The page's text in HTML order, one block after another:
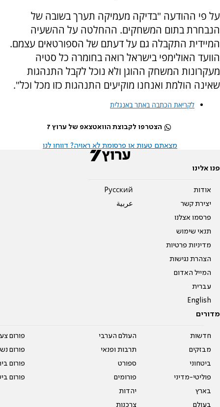
על פי ההודעה "בדיקה מעמיקה תערך בשובה של
הנבחרת בתום המשחקים. ההחלטה על ההשעיה
המיידית התקבלה גם על דעתם של הספורטאים עצמם.
הוועד האולימפי בישראל רואה בחומרה כל סטיה
מעקרונות המשחק ההוגן ולא נוכל לקבל התנהגות
שאינה הולמת ואנחנו מוקיעים התנהגות כזו מכל וכל".
לקריאת הכתבה באתר באנגלית
הצטרפו לקבוצת הוואטצאפ של ערוץ 7
מצאתם טעות או פרסומת לא ראויה? דווחו לנו
פנו אלינו
אודות
יצירת קשר
פרסמו אצלנו
תנאי שימוש
מדיניות פרטיות
הצהרת נגישות
המייל האדום
עברית
English
Pусский
عربية
מדורים
חדשות
מבזקים
ביטחוני
פוליטי-מדיני
בארץ
בעולם
העולם הערבי
תרבות ופנאי
ספורט
פורומים
יהדות
צרכנות
פורום
פורום
פורום
פורום